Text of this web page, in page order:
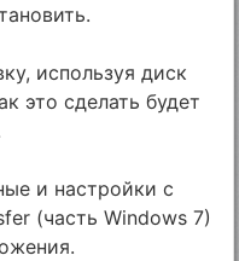
используя диск
это сделать будет
и настройки с
(часть Windows 7)